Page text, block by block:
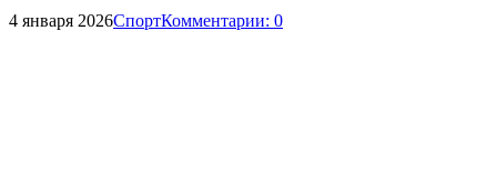
4 января 2026СпортКомментарии: 0